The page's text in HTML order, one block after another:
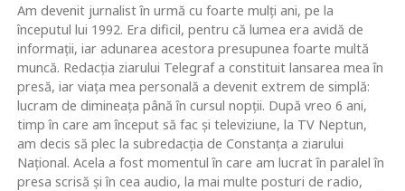
Am devenit jurnalist în urmă cu foarte mulţi ani, pe la
începutul lui 1992. Era dificil, pentru că lumea era avidă de
informaţii, iar adunarea acestora presupunea foarte multă
muncă. Redacţia ziarului Telegraf a constituit lansarea mea în
presă, iar viaţa mea personală a devenit extrem de simplă:
lucram de dimineaţa până în cursul nopţii. După vreo 6 ani,
timp în care am început să fac şi televiziune, la TV Neptun,
am decis să plec la subredacţia de Constanţa a ziarului
Naţional. Acela a fost momentul în care am lucrat în paralel în
presa scrisă şi în cea audio, la mai multe posturi de radio,